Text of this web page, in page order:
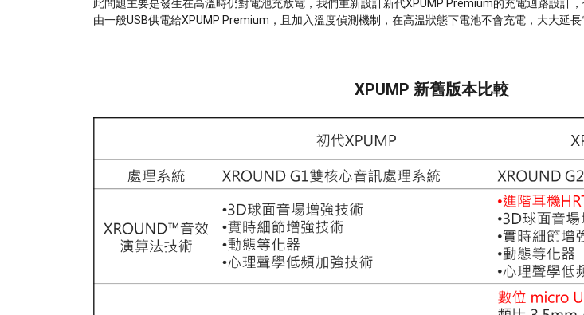
此問題主要是發生在高溫時仍對電池充放電，我們重新設計新代XPUMP Premium的充電迴路設計
由一般USB供電給XPUMP Premium，且加入溫度偵測機制，在高溫狀態下電池不會充電，大大延長
XPUMP 新舊版本比較